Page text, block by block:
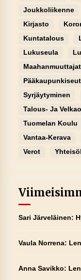
Joukkoliikenne
Kirjasto
Kuntatalous
Lukuseula
Maahanmuuttajat
Syrjäytyminen
Talous- Ja
Tuomelan Koulu
Vantaa-Kerava
Verot
Sari Järveläinen:
Vaula Norrena:
Anna Savikko: